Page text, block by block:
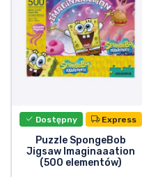
Dostępny Express
Puzzle SpongeBob
Jigsaw Imaginaaation
(500 elementów)